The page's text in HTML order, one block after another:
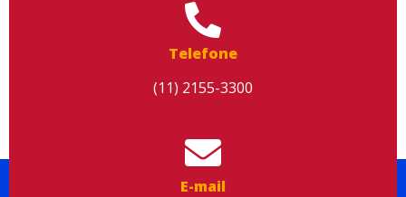
Telefone
(11) 2155-3300
E-mail